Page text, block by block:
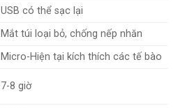
USB có thể sạc lại
Mắt túi loại bỏ, chống nếp nhăn
Micro-Hiện tại kích thích các tế bào
7-8 giờ